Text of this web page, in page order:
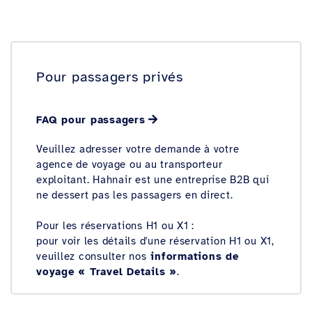
Pour passagers privés
FAQ pour passagers
Veuillez adresser votre demande à votre
agence de voyage ou au transporteur
exploitant. Hahnair est une entreprise B2B qui
ne dessert pas les passagers en direct.
Pour les réservations H1 ou X1 :
pour voir les détails d'une réservation H1 ou X1,
veuillez consulter nos informations de
voyage « Travel Details ».